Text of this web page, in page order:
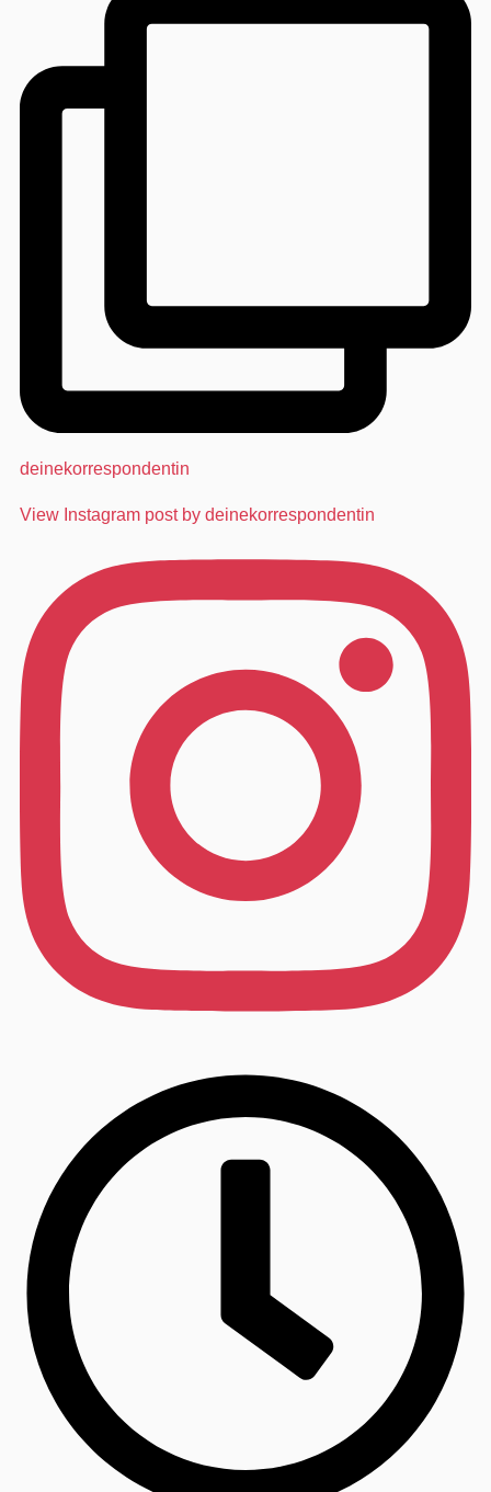
deinekorrespondentin
View Instagram post by deinekorrespondentin